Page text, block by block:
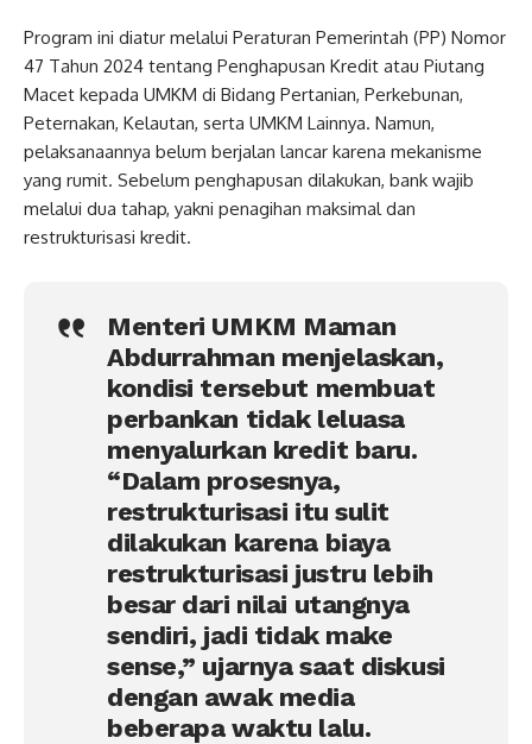
Program ini diatur melalui Peraturan Pemerintah (PP) Nomor
47 Tahun 2024 tentang Penghapusan Kredit atau Piutang
Macet kepada UMKM di Bidang Pertanian, Perkebunan,
Peternakan, Kelautan, serta UMKM Lainnya. Namun,
pelaksanaannya belum berjalan lancar karena mekanisme
yang rumit. Sebelum penghapusan dilakukan, bank wajib
melalui dua tahap, yakni penagihan maksimal dan
restrukturisasi kredit.
Menteri UMKM Maman
Abdurrahman menjelaskan,
kondisi tersebut membuat
perbankan tidak leluasa
menyalurkan kredit baru.
“Dalam prosesnya,
restrukturisasi itu sulit
dilakukan karena biaya
restrukturisasi justru lebih
besar dari nilai utangnya
sendiri, jadi tidak make
sense,” ujarnya saat diskusi
dengan awak media
beberapa waktu lalu.